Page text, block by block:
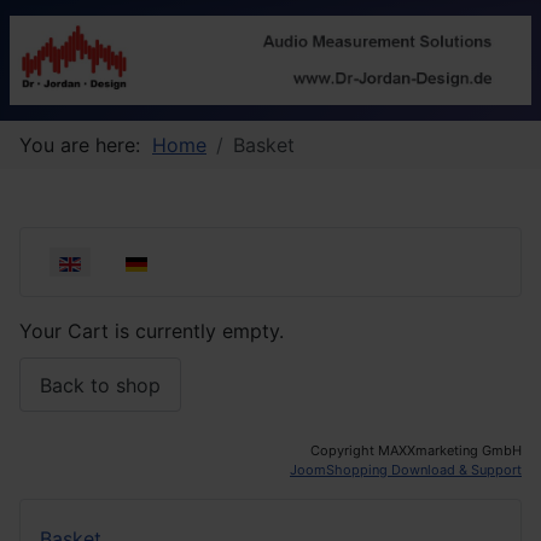
You are here: Home Basket
Select your language
Your Cart is currently empty.
Back to shop
Copyright MAXXmarketing GmbH
JoomShopping Download & Support